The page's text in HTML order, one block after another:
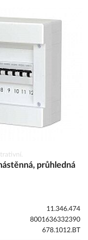
průhledná
11.346.474
8001636332390
678.1012.BT